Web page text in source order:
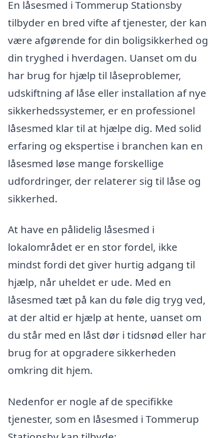
En låsesmed i Tommerup Stationsby
tilbyder en bred vifte af tjenester, der kan
være afgørende for din boligsikkerhed og
din tryghed i hverdagen. Uanset om du
har brug for hjælp til låseproblemer,
udskiftning af låse eller installation af nye
sikkerhedssystemer, er en professionel
låsesmed klar til at hjælpe dig. Med solid
erfaring og ekspertise i branchen kan en
låsesmed løse mange forskellige
udfordringer, der relaterer sig til låse og
sikkerhed.
At have en pålidelig låsesmed i
lokalområdet er en stor fordel, ikke
mindst fordi det giver hurtig adgang til
hjælp, når uheldet er ude. Med en
låsesmed tæt på kan du føle dig tryg ved,
at der altid er hjælp at hente, uanset om
du står med en låst dør i tidsnød eller har
brug for at opgradere sikkerheden
omkring dit hjem.
Nedenfor er nogle af de specifikke
tjenester, som en låsesmed i Tommerup